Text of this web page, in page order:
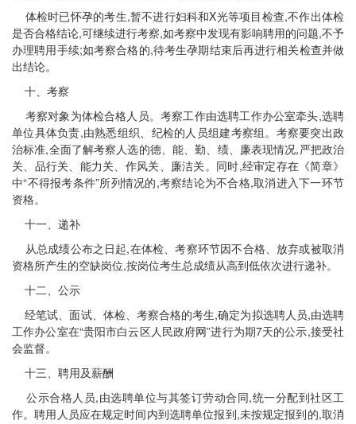
体检时已怀孕的考生,暂不进行妇科和X光等项目检查,不作出体检
是否合格结论,可继续进行考察,如考察中发现有影响聘用的问题,不予
办理聘用手续;如考察合格的,待考生孕期结束后再进行相关检查并做
出结论。
十、考察
考察对象为体检合格人员。考察工作由选聘工作办公室牵头,选聘
单位具体负责,由熟悉组织、纪检的人员组建考察组。考察要突出政
治标准,全面了解考察人选的德、能、勤、绩、廉表现情况,严把政治
关、品行关、能力关、作风关、廉洁关。同时,经审定存在《简章》
中“不得报考条件”所列情况的,考察结论为不合格,取消进入下一环节
资格。
十一、递补
从总成绩公布之日起,在体检、考察环节因不合格、放弃或被取消
资格所产生的空缺岗位,按岗位考生总成绩从高到低依次进行递补。
十二、公示
经笔试、面试、体检、考察合格的考生,确定为拟选聘人员,由选聘
工作办公室在“贵阳市白云区人民政府网”进行为期7天的公示,接受社
会监督。
十三、聘用及薪酬
公示合格人员,由选聘单位与其签订劳动合同,统一分配到社区工
作。聘用人员应在规定时间内到选聘单位报到,未按规定报到的,取消